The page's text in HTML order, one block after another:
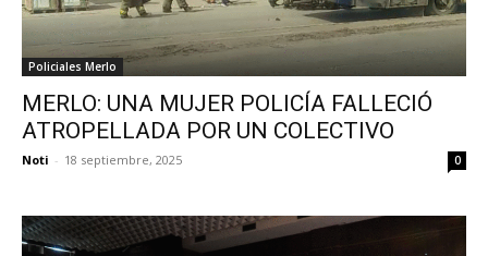
Policiales Merlo
MERLO: UNA MUJER POLICÍA FALLECIÓ
ATROPELLADA POR UN COLECTIVO
Noti - 18 septiembre, 2025 0